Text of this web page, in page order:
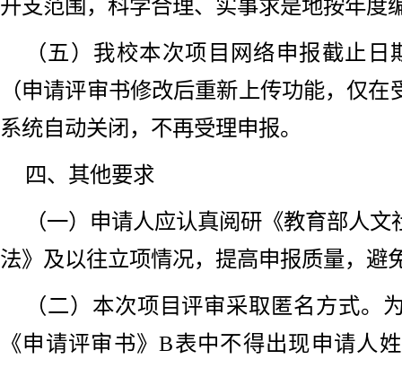
开支范围，科学合理、实事求是地按年度
（五）我校本次项目网络申报截止日
（申请评审书修改后重新上传功能，仅
系统自动关闭，不再受理申报。
四、其他要求
（一）申请人应认真阅研《教育部人
法》及以往立项情况，提高申报质量，避
（二）本次项目评审采取匿名方式。
《申请评审书》B表中不得出现申请人